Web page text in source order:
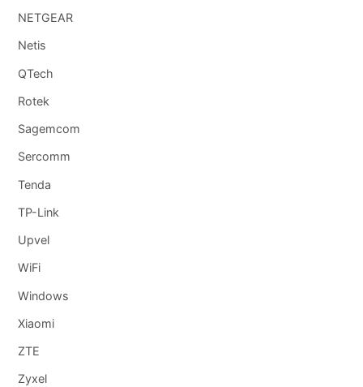
NETGEAR
Netis
QTech
Rotek
Sagemcom
Sercomm
Tenda
TP-Link
Upvel
WiFi
Windows
Xiaomi
ZTE
Zyxel